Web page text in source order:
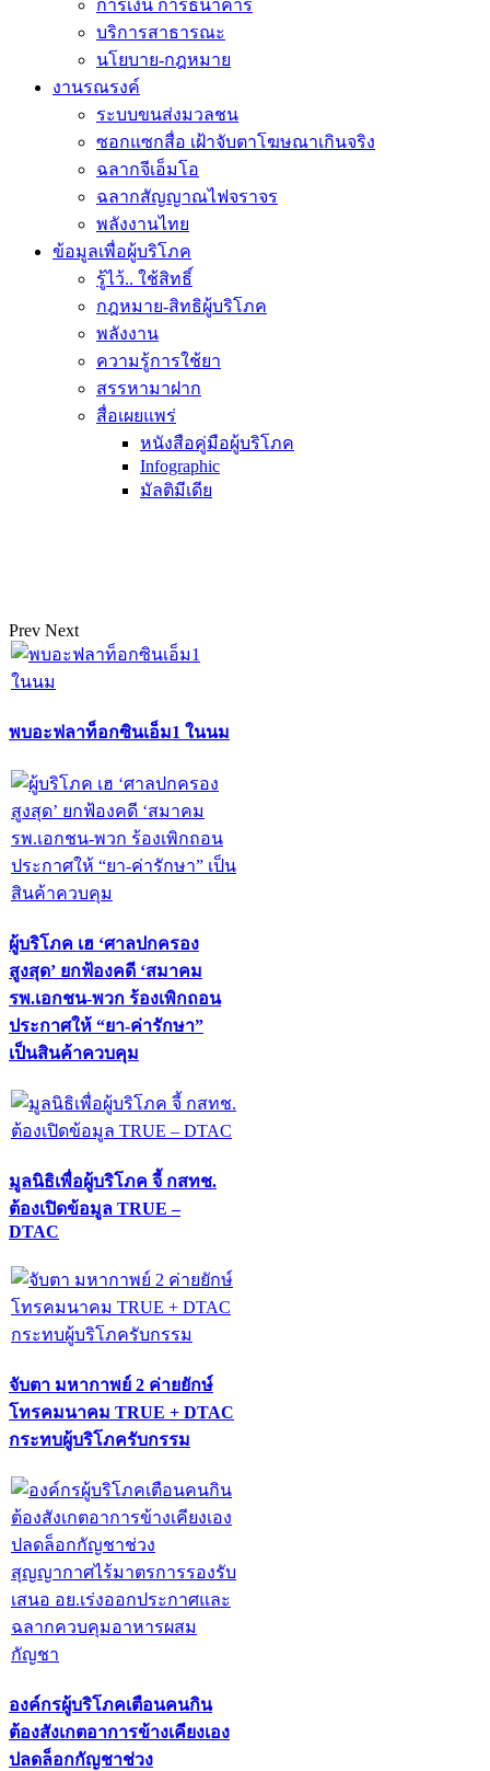
การเงิน การธนาคาร
บริการสาธารณะ
นโยบาย-กฎหมาย
งานรณรงค์
ระบบขนส่งมวลชน
ซอกแซกสื่อ เฝ้าจับตาโฆษณาเกินจริง
ฉลากจีเอ็มโอ
ฉลากสัญญาณไฟจราจร
พลังงานไทย
ข้อมูลเพื่อผู้บริโภค
รู้ไว้.. ใช้สิทธิ์
กฎหมาย-สิทธิผู้บริโภค
พลังงาน
ความรู้การใช้ยา
สรรหามาฝาก
สื่อเผยแพร่
หนังสือคู่มือผู้บริโภค
Infographic
มัลติมีเดีย
Prev Next
พบอะฟลาท็อกซินเอ็ม1 ในนม
ผู้บริโภค เฮ ‘ศาลปกครอง
สูงสุด’ ยกฟ้องคดี ‘สมาคม
รพ.เอกชน-พวก ร้องเพิกถอน
ประกาศให้ “ยา-ค่ารักษา”
เป็นสินค้าควบคุม
มูลนิธิเพื่อผู้บริโภค จี้ กสทช.
ต้องเปิดข้อมูล TRUE –
DTAC
จับตา มหากาพย์ 2 ค่ายยักษ์
โทรคมนาคม TRUE + DTAC
กระทบผู้บริโภครับกรรม
องค์กรผู้บริโภคเตือนคนกิน
ต้องสังเกตอาการข้างเคียงเอง
ปลดล็อกกัญชาช่วง